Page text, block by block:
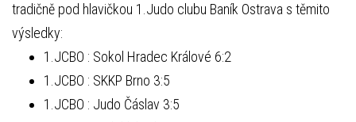
tradičně pod hlavičkou 1.Judo clubu Baník Ostrava s těmito
výsledky:
1.JCBO : Sokol Hradec Králové 6:2
1.JCBO : SKKP Brno 3:5
1.JCBO : Judo Čáslav 3:5